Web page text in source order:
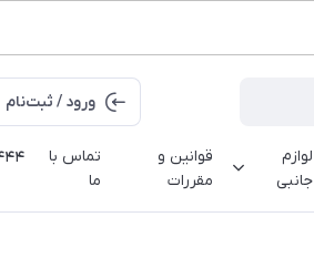
ورود / ثبت‌نام
لوازم
جانبی
قوانین و
مقررات
تماس با
ما